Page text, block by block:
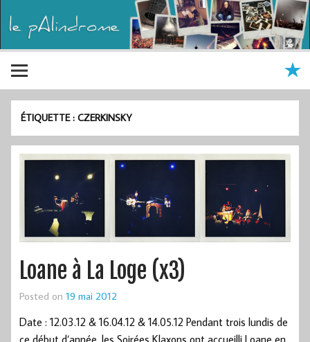
ÉTIQUETTE :CZERKINSKY
Loane à La Loge (x3)
Posted on 19 mai 2012
Date : 12.03.12 & 16.04.12 & 14.05.12 Pendant trois lundis de